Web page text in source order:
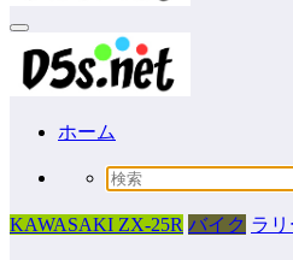
ホーム
KAWASAKI ZX-25R バイク ラリ